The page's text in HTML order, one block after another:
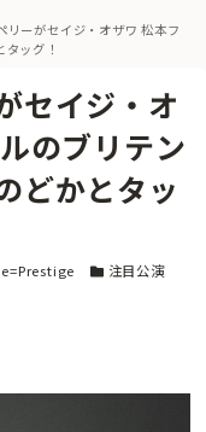
リーがセイジ・オザワ 松本フ
ッグ！
セイジ・オ
のブリテン
どかとタッ
カテゴリー
注目公演